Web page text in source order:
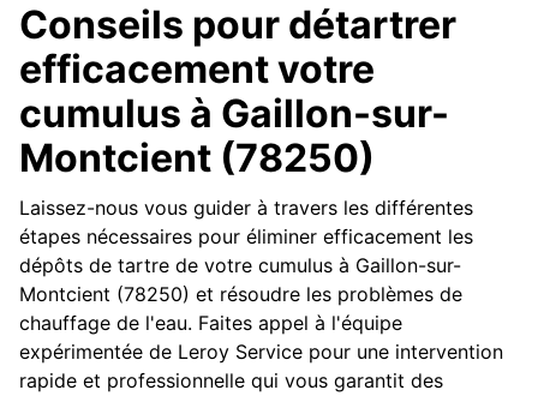
Conseils pour détartrer
efficacement votre
cumulus à Gaillon-sur-
Montcient (78250)
Laissez-nous vous guider à travers les différentes
étapes nécessaires pour éliminer efficacement les
dépôts de tartre de votre cumulus à Gaillon-sur-
Montcient (78250) et résoudre les problèmes de
chauffage de l'eau. Faites appel à l'équipe
expérimentée de Leroy Service pour une intervention
rapide et professionnelle qui vous garantit des